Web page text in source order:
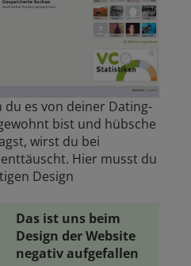
es von deiner Dating-
bist und hübsche
wirst du bei
Hier musst du
Design
Das ist uns beim
Design der Website
negativ aufgefallen